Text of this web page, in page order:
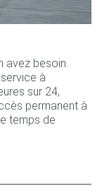
avez besoin.
à
sur 24,
permanent à
temps de